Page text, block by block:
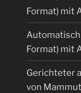
Format) mit
Automatisch
Format) mit
Gerichteter
von